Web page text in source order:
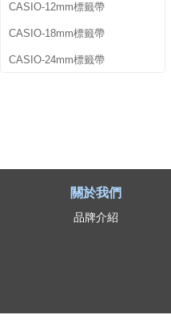
CASIO-12mm標籤帶
CASIO-18mm標籤帶
CASIO-24mm標籤帶
關於我們
品牌介紹